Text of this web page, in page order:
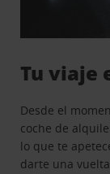
Tu viaje
Desde el
coche de
lo que te
darte una